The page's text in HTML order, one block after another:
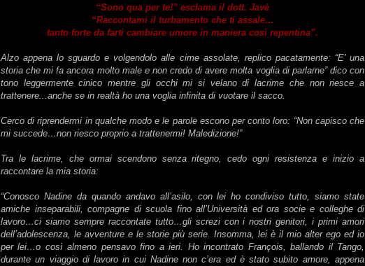
“Sono qua per te!” esclama il dott. Javè
“Raccontami il turbamento che ti assale…
tanto forte da farti cambiare umore in maniera così repentina”.
Alzo appena lo sguardo e volgendolo alle cime assolate, replico pacatamente: “E’ una
storia che mi fa ancora molto male e non credo di avere molta voglia di parlarne” dico con
tono leggermente cinico mentre gli occhi mi si velano di lacrime che non riesce a
trattenere...anche se in realtà ho una voglia infinita di vuotare il sacco.
Cerco di riprendermi in qualche modo e le parole escono per conto loro: “Non capisco che
mi succede…non riesco proprio a trattenermi! Maledizione!”
Tra le lacrime, che ormai scendono senza ritegno, cedo ogni resistenza e inizio a
raccontare la mia storia:
“Conosco Nadine da quando andavo all’asilo, con lei ho condiviso tutto, siamo state
amiche inseparabili, compagne di scuola fino all’Università ed ora socie e colleghe di
lavoro…ci siamo sempre raccontate tutto…gli screzi con i nostri genitori, i primi amori
dell’adolescenza, le avventure e le storie più serie. Insomma, lei è il mio alter ego ed io
per lei…o così almeno pensavo fino a ieri. Ho incontrato François, ballando il Tango,
durante un viaggio di lavoro in cui Nadine non c’era ed è stato subito amore, appena